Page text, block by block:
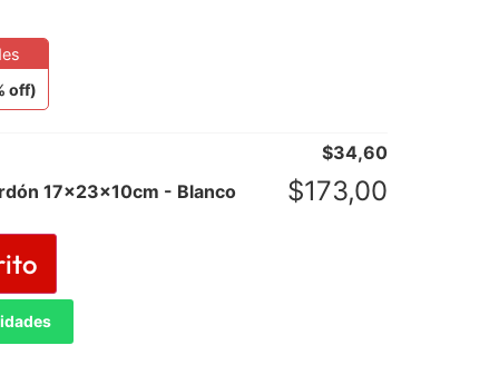
off)
$34,60
17x23x10cm - Blanco
$173,00